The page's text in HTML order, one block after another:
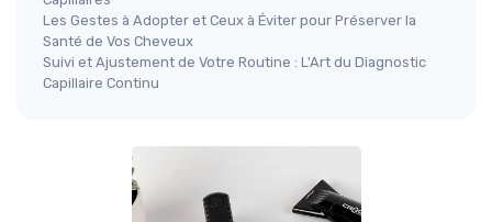
Les Gestes à Adopter et Ceux à Éviter pour Préserver la
Santé de Vos Cheveux
Suivi et Ajustement de Votre Routine : L'Art du Diagnostic
Capillaire Continu